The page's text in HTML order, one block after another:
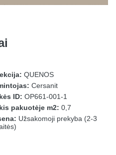
QUENOS
Cersanit
ID: OP661-001-1
pakuotėje m2: 0,7
Užsakomoji prekyba (2-3